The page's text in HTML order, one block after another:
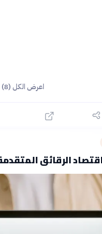
اعرض الكل (8) ←
الرقائق